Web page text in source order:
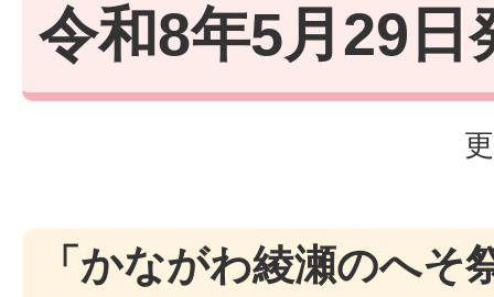
令和8年5月29日
「かながわ綾瀬のへそ